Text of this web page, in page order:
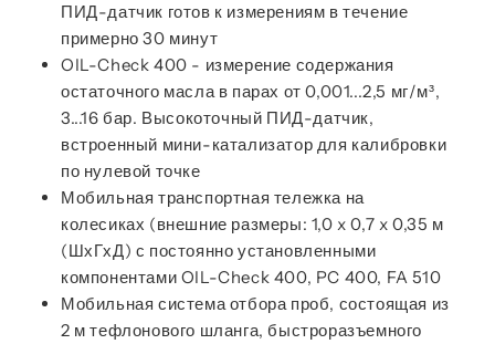
ПИД-датчик готов к измерениям в течение
примерно 30 минут
OIL-Check 400 - измерение содержания
остаточного масла в парах от 0,001...2,5 мг/м³,
3...16 бар. Высокоточный ПИД-датчик,
встроенный мини-катализатор для калибровки
по нулевой точке
Мобильная транспортная тележка на
колесиках (внешние размеры: 1,0 x 0,7 x 0,35 м
(ШхГхД) с постоянно установленными
компонентами OIL-Check 400, PC 400, FA 510
Мобильная система отбора проб, состоящая из
2 м тефлонового шланга, быстроразъемного